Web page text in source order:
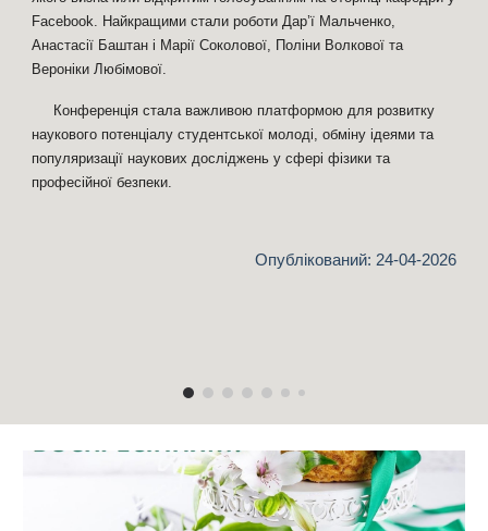
Facebook. Найкращими стали роботи Дар’ї Мальченко,
Анастасії Баштан і Марії Соколової, Поліни Волкової та
Вероніки Любімової.
Конференція стала важливою платформою для розвитку
наукового потенціалу студентської молоді, обміну ідеями та
популяризації наукових досліджень у сфері фізики та
професійної безпеки.
Опублікований: 24-04-2026